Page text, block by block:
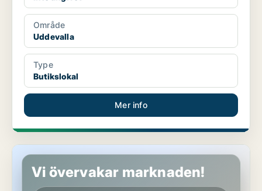
Område
Uddevalla
Type
Butikslokal
Mer info
Butikslokal i Uddevalla
Vi övervakar marknaden!